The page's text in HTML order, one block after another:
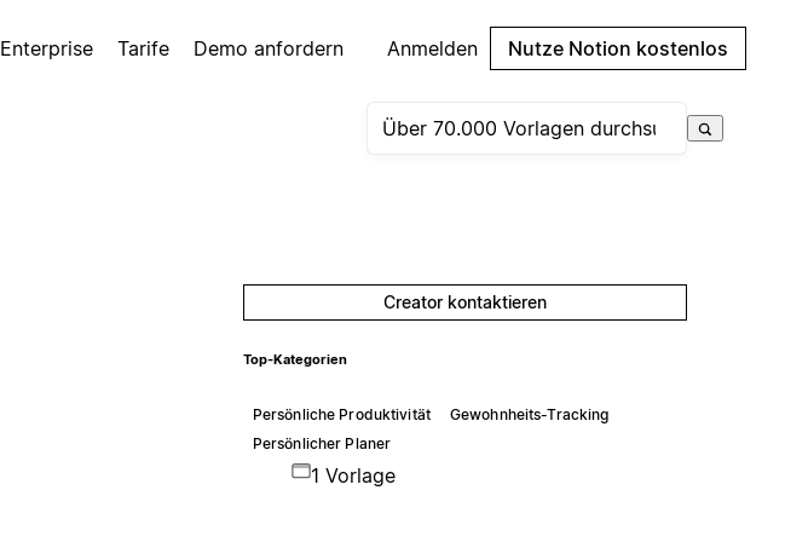
Enterprise Tarife Demo anfordern Anmelden Nutze Notion kostenlos
Creator kontaktieren
Top-Kategorien
Persönliche Produktivität
Gewohnheits-Tracking
Persönlicher Planer
1 Vorlage